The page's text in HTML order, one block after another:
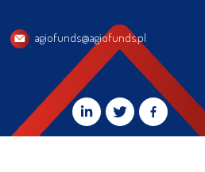
agiofunds@agiofunds.pl